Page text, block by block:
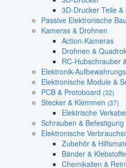
3D-Drucker Teile &
Passive Elektronische
Kameras & Drohnen
Action-Kameras
Drohnen &
RC-Hubschrauber
Elektronik-
Elektronische Module &
PCB & Protoboard (32)
Stecker & Klemmen (37)
Elektrische
Schrauben & Befestigung
Elektronische
Zubehör &
Bänder & Klebstoffe
Chemikalien &